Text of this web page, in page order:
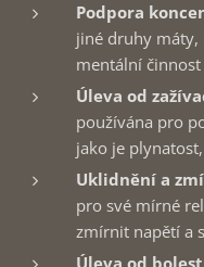
Podpora
jiné druhy máty,
mentální
Úleva od
používána pro
jako je
Uklidnění a
pro své mírné
zmírnit napětí a
Úleva od